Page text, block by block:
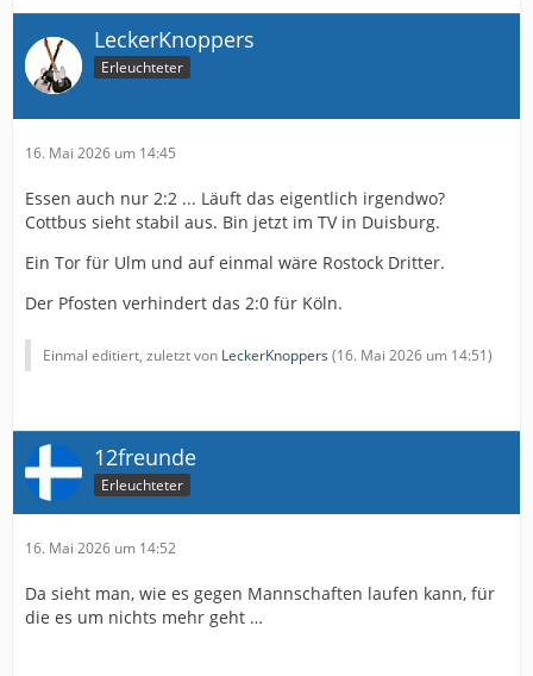
LeckerKnoppers
Erleuchteter
16. Mai 2026 um 14:45
Essen auch nur 2:2 ... Läuft das eigentlich irgendwo?
Cottbus sieht stabil aus. Bin jetzt im TV in Duisburg.
Ein Tor für Ulm und auf einmal wäre Rostock Dritter.
Der Pfosten verhindert das 2:0 für Köln.
Einmal editiert, zuletzt von LeckerKnoppers (16. Mai 2026 um 14:51)
12freunde
Erleuchteter
16. Mai 2026 um 14:52
Da sieht man, wie es gegen Mannschaften laufen kann, für
die es um nichts mehr geht …